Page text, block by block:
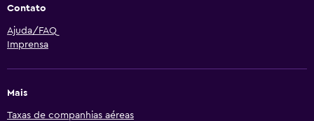
Contato
Ajuda/FAQ
Imprensa
Mais
Taxas de companhias aéreas